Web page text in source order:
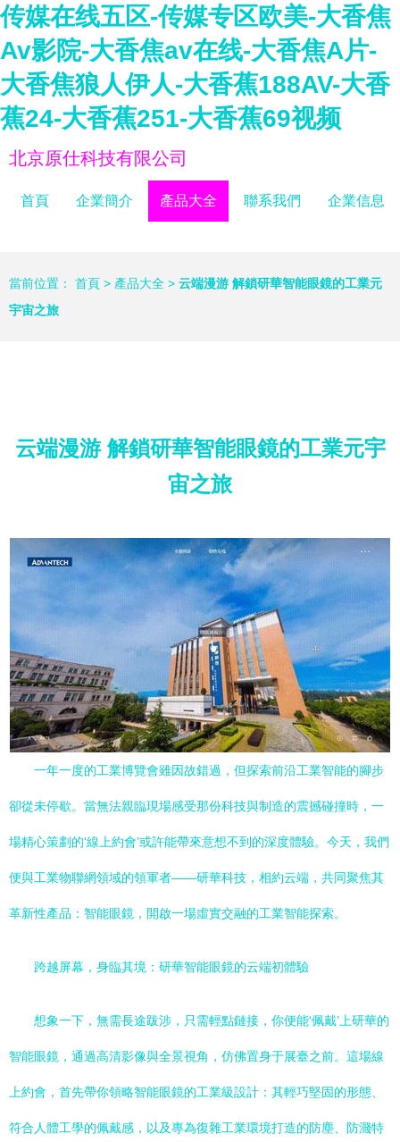
传媒在线五区-传媒专区欧美-大香焦
Av影院-大香焦av在线-大香焦A片-
大香焦狼人伊人-大香蕉188AV-大香
蕉24-大香蕉251-大香蕉69视频
北京原仕科技有限公司
首頁 企業簡介 產品大全 聯系我們 企業信息
當前位置： 首頁 > 產品大全 > 云端漫游 解鎖研華智能眼鏡的工業元
宇宙之旅
云端漫游 解鎖研華智能眼鏡的工業元宇
宙之旅
一年一度的工業博覽會雖因故錯過，但探索前沿工業智能的腳步
卻從未停歇。當無法親臨現場感受那份科技與制造的震撼碰撞時，一
場精心策劃的‘線上約會’或許能帶來意想不到的深度體驗。今天，我們
便與工業物聯網領域的領軍者——研華科技，相約云端，共同聚焦其
革新性產品：智能眼鏡，開啟一場虛實交融的工業智能探索。
跨越屏幕，身臨其境：研華智能眼鏡的云端初體驗
想象一下，無需長途跋涉，只需輕點鏈接，你便能‘佩戴’上研華的
智能眼鏡，通過高清影像與全景視角，仿佛置身于展臺之前。這場線
上約會，首先帶你領略智能眼鏡的工業級設計：其輕巧堅固的形態、
符合人體工學的佩戴感，以及專為復雜工業環境打造的防塵、防濺特